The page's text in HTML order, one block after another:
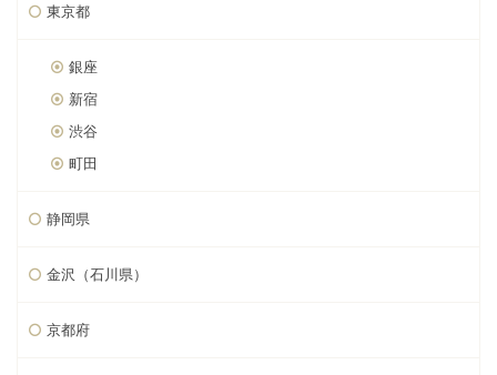
東京都
銀座
新宿
渋谷
町田
静岡県
金沢（石川県）
京都府